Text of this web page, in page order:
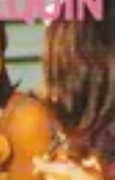
et MatérielDéveloppement